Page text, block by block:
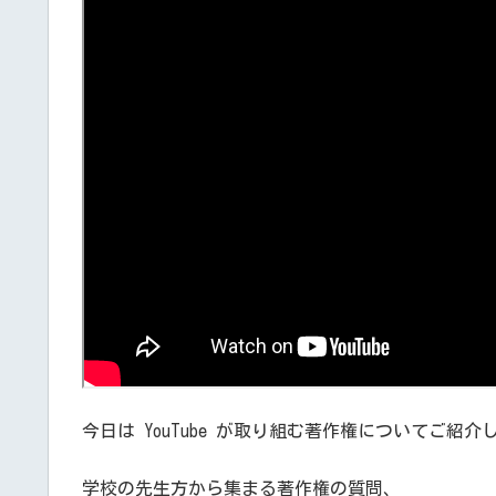
今日は YouTube が取り組む著作権についてご紹介
学校の先生方から集まる著作権の質問、